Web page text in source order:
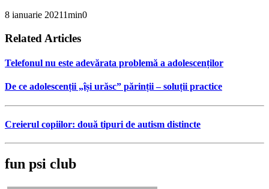
8 ianuarie 20211min0
Related Articles
Telefonul nu este adevărata problemă a adolescenților
De ce adolescenții „își urăsc” părinții – soluții practice
Creierul copiilor: două tipuri de autism distincte
fun psi club